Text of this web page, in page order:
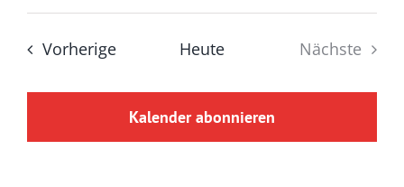
VorherigeVeranstaltungen
Heute
Nächste
Kalender abonnieren